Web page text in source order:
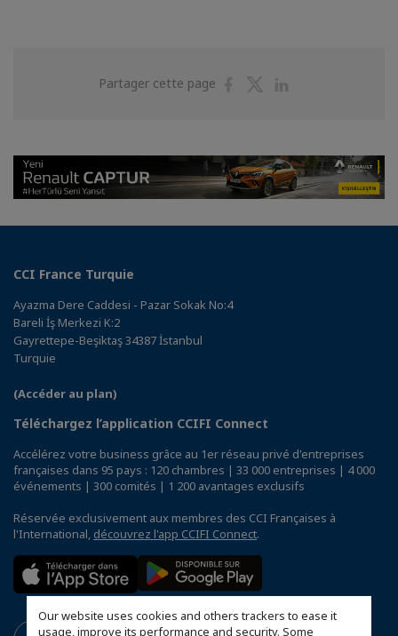
Our website uses cookies and others trackers to ease it
usage, improve its performance and security. Some
Partager cette page
PartagerPartager
CCI France Turquie
Ayazma Dere Caddesi - Pazar Sokak No:4
Bareli İş Merkezi K:2
Gayrettepe-Beşiktaş 34387 İstanbul
Turquie
(Accéder au plan)
Téléchargez l’application CCIFI Connect
Accélérez votre business grâce au 1er réseau privé d'entreprises
françaises dans 95 pays : 120 chambres | 33 000 entreprises | 4 000
événements | 300 comités | 1 200 avantages exclusifs
Réservée exclusivement aux membres des CCI Françaises à
l'International, découvrez l'app CCIFI Connect.